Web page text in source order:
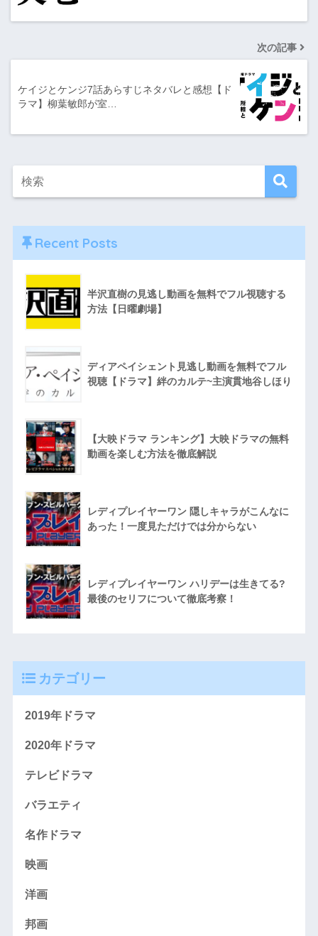
次の記事
ケイジとケンジ7話あらすじネタバレと感想【ド
ラマ】柳葉敏郎が室…
Recent Posts
半沢直樹の見逃し動画を無料でフル視聴する
方法【日曜劇場】
ディアペイシェント見逃し動画を無料でフル
視聴【ドラマ】絆のカルテ~主演貫地谷しほり
【大映ドラマ ランキング】大映ドラマの無料
動画を楽しむ方法を徹底解説
レディプレイヤーワン 隠しキャラがこんなに
あった！一度見ただけでは分からない
レディプレイヤーワン ハリデーは生きてる?
最後のセリフについて徹底考察！
カテゴリー
2019年ドラマ
2020年ドラマ
テレビドラマ
バラエティ
名作ドラマ
映画
洋画
邦画